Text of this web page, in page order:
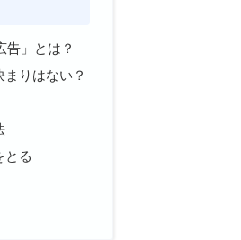
告」とは？
りはない？
とる